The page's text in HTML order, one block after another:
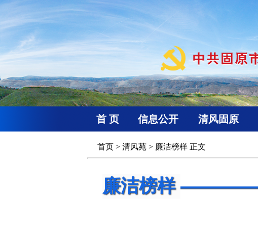
首 页 信息公开 清风固原
首页 > 清风苑 > 廉洁榜样 正文
廉洁榜样